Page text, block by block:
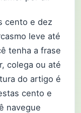
cento e dez
leve até
tenha a frase
colega ou até
do artigo é
cento e
navegue